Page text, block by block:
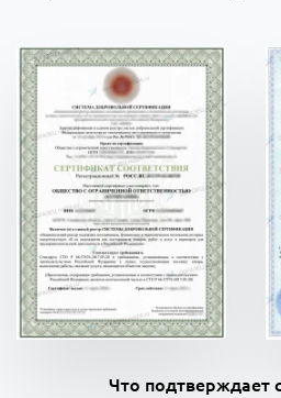
Что подтверждает